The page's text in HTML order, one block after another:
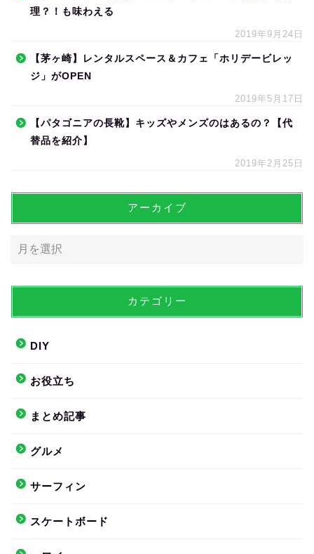
理？！も味わえる
2019年9月24日
【茅ヶ崎】レンタルスペース＆カフェ「ホリデービレッ
ジ」がOPEN
2019年5月17日
【パタゴニアの長靴】キッズやメンズのはあるの？【代
替品を紹介】
2019年2月25日
アーカイブ
カテゴリー
DIY
お役立ち
まとめ記事
グルメ
サーフィン
スケートボード